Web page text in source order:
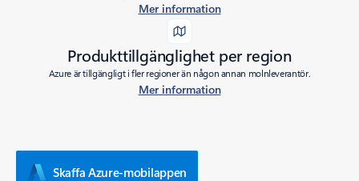
Mer information
Produkttillgänglighet per region
Azure är tillgängligt i fler regioner än någon annan molnleverantör.
Mer information
Skaffa Azure-mobilappen